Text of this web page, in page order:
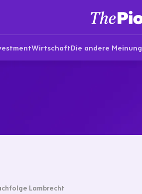
WirtschaftDie andere Meinung
Lambrecht